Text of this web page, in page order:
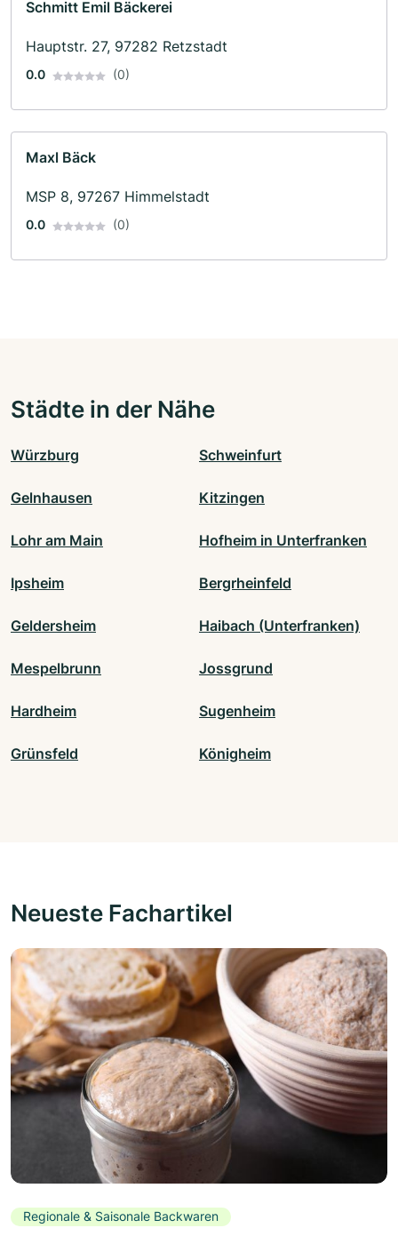
Schmitt Emil Bäckerei
Hauptstr. 27, 97282 Retzstadt
0.0 (0)
Maxl Bäck
MSP 8, 97267 Himmelstadt
0.0 (0)
Städte in der Nähe
Würzburg Schweinfurt
Gelnhausen Kitzingen
Lohr am Main Hofheim in Unterfranken
Ipsheim Bergrheinfeld
Geldersheim Haibach (Unterfranken)
Mespelbrunn Jossgrund
Hardheim Sugenheim
Grünsfeld Königheim
Neueste Fachartikel
Regionale & Saisonale Backwaren